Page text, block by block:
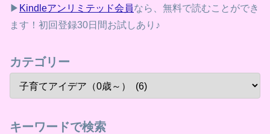
▶ Kindleアンリミテッド会員なら、無料で読むことができ
ます！初回登録30日間お試しあり♪
カテゴリー
キーワードで検索